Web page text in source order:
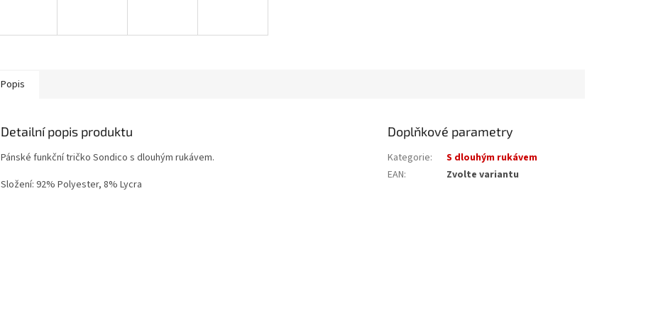
Popis
Detailní popis produktu
Pánské funkční tričko Sondico s dlouhým rukávem.
Složení: 92% Polyester, 8% Lycra
Doplňkové parametry
Kategorie:
S dlouhým rukávem
EAN: Zvolte variantu